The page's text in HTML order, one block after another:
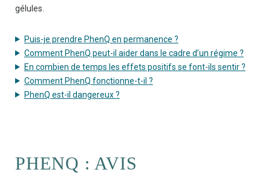
gélules.
Puis-je prendre PhenQ en permanence ?
Comment PhenQ peut-il aider dans le cadre d’un régime ?
En combien de temps les effets positifs se font-ils sentir ?
Comment PhenQ fonctionne-t-il ?
PhenQ est-il dangereux ?
PHENQ : AVIS